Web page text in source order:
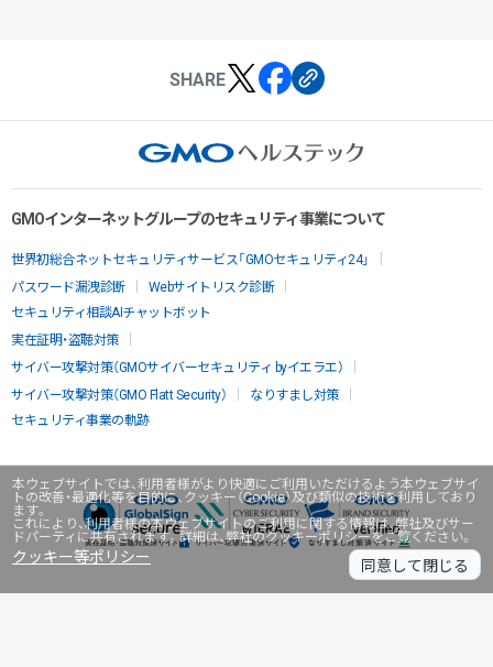
本ウェブサイトでは、利用者様がより快適にご利用いただけるよう本ウェブサイ
トの改善・最適化等を目的に、クッキー（Cookie）及び類似の技術を利用しており
ます。
これにより、利用者様の本ウェブサイトのご利用に関する情報は、弊社及びサー
ドパーティに共有されます。詳細は、弊社のクッキーポリシーをご覧ください。
クッキー等ポリシー 同意して閉じる
SHARE
GMOインターネットグループのセキュリティ事業について
世界初総合ネットセキュリティサービス「GMOセキュリティ24」
パスワード漏洩診断
Webサイトリスク診断
セキュリティ相談AIチャットボット
実在証明・盗聴対策
サイバー攻撃対策（GMOサイバーセキュリティ byイエラエ）
サイバー攻撃対策（GMO Flatt Security）
なりすまし対策
セキュリティ事業の軌跡